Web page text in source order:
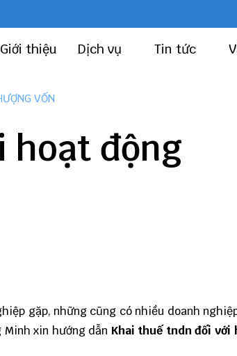
Giới thiệu Dịch vụ Tin tức
VỐN
hoạt động
gặp, những cũng có nhiều doanh
Minh xin hướng dẫn Khai thuếtndn đối với